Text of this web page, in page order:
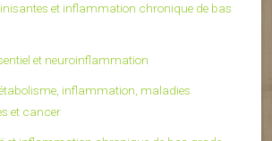
et inflammation chronique de bas
et neuroinflammation
inflammation, maladies
et cancer